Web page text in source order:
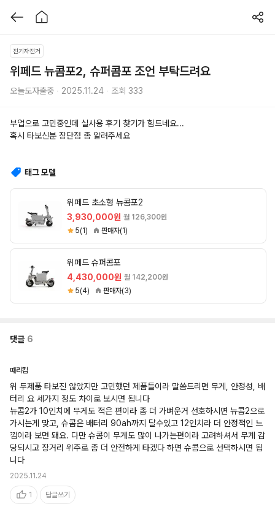
전기자전거
위페드 뉴콤포2, 슈퍼콤포 조언 부탁드려요
오늘도자출중 ∙ 2025.11.24 ∙ 조회 333
부업으로 고민중인데 실사용 후기 찾기가 힘드네요...
혹시 타보신분 장단점 좀 알려주세요
태그 모델
위페드 초소형 뉴콤포2
3,930,000원 월 126,300원
5(1)
판매자(1)
위페드 슈퍼콤포
4,430,000원 월 142,200원
5(4)
판매자(3)
댓글 6
때리킴
위 두제품 타보진 않았지만 고민했던 제품들이라 말씀드리면 무게, 안정성, 배
터리 요 세가지 정도 차이로 보시면 됩니다
뉴콤2가 10인치에 무게도 적은 편이라 좀 더 가벼운거 선호하시면 뉴콤2으로
가시는게 맞고, 슈콤은 배터리 90ah까지 달수있고 12인치라 더 안정적인 느
낌이라 보면 돼요. 다만 슈콤이 무게도 많이 나가는편이라 고려하셔서 무게 감
당되시고 장거리 위주로 좀 더 안전하게 타겠다 하면 슈콤으로 선택하시면 됩
니다
2025.11.24
1 답글쓰기